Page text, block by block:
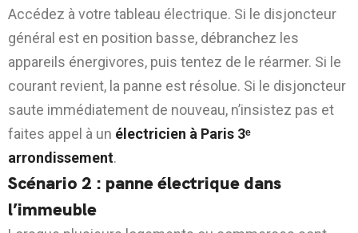
Accédez à votre tableau électrique. Si le disjoncteur
général est en position basse, débranchez les
appareils énergivores, puis tentez de le réarmer. Si le
courant revient, la panne est résolue. Si le disjoncteur
saute immédiatement de nouveau, n’insistez pas et
faites appel à un électricien à Paris 3ᵉ
arrondissement.
Scénario 2 : panne électrique dans
l’immeuble